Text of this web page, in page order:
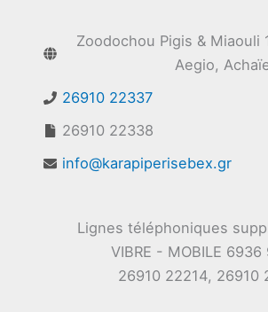
Zoodochou Pigis & Miaouli
Aegio,
26910 22337
26910 22338
info@karapiperisebex.gr
Lignes téléphoniques
VIBRE - MOBILE 6936
26910 22214, 26910